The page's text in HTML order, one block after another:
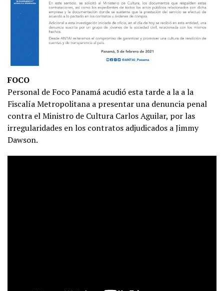
FOCO
Personal de Foco Panamá acudió esta tarde a la a la
Fiscalía Metropolitana a presentar una denuncia penal
contra el Ministro de Cultura Carlos Aguilar, por las
irregularidades en los contratos adjudicados a Jimmy
Dawson.